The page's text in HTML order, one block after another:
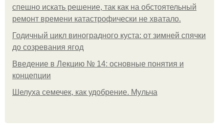
спешно искать решение, так как на обстоятельный
ремонт времени катастрофически не хватало.
Годичный цикл виноградного куста: от зимней спячки
до созревания ягод
Введение в Лекцию № 14: основные понятия и
концепции
Шелуха семечек, как удобрение. Мульча